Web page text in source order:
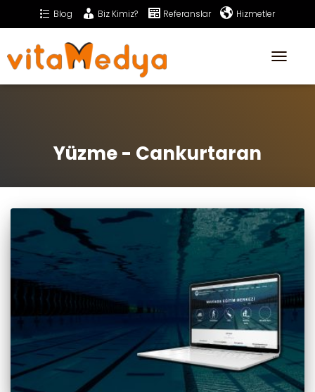
Blog Biz Kimiz? Referanslar Hizmetler
Sıkça Sorulan Sorular
Yüzme - Cankurtaran